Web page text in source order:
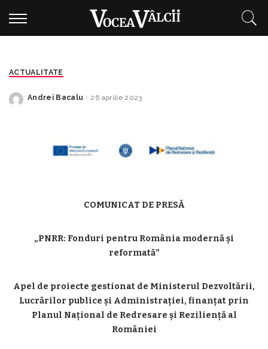
ACTUALITATE
Posted
Andrei Bacalu 26 aprilie 2023
COMUNICAT DE PRESĂ
„PNRR: Fonduri pentru România modernă și
reformată”
Apel de proiecte gestionat de Ministerul Dezvoltării,
Lucrărilor publice și Administrației, finanțat prin
Planul Național de Redresare și Reziliență al
României